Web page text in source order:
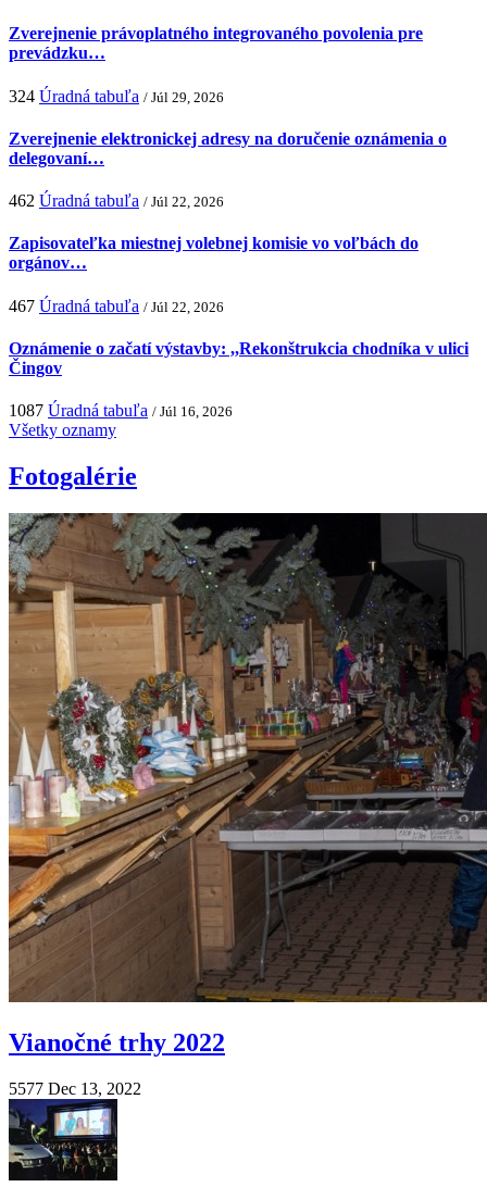
Zverejnenie právoplatného integrovaného povolenia pre
prevádzku…
324 Úradná tabuľa / Júl 29, 2026
Zverejnenie elektronickej adresy na doručenie oznámenia o
delegovaní…
462 Úradná tabuľa / Júl 22, 2026
Zapisovateľka miestnej volebnej komisie vo voľbách do
orgánov…
467 Úradná tabuľa / Júl 22, 2026
Oznámenie o začatí výstavby: ,,Rekonštrukcia chodníka v ulici
Čingov
1087 Úradná tabuľa / Júl 16, 2026
Všetky oznamy
Fotogalérie
Vianočné trhy 2022
5577 Dec 13, 2022